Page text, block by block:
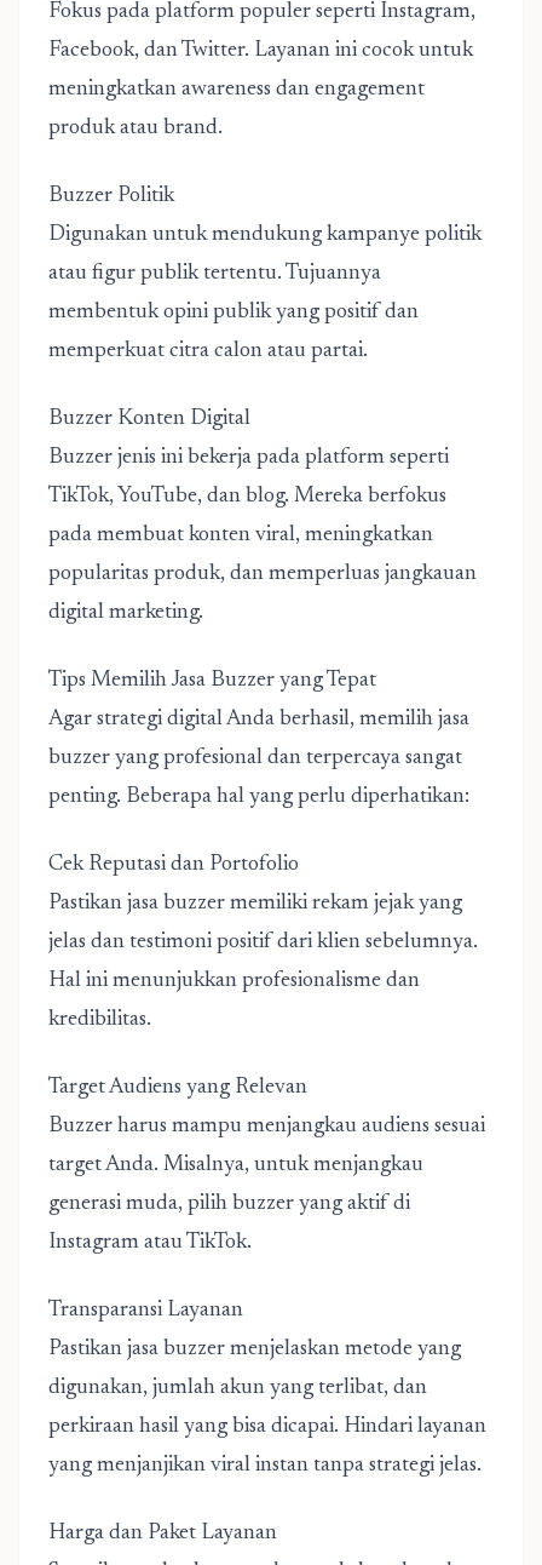
Fokus pada platform populer seperti Instagram,
Facebook, dan Twitter. Layanan ini cocok untuk
meningkatkan awareness dan engagement
produk atau brand.
Buzzer Politik
Digunakan untuk mendukung kampanye politik
atau figur publik tertentu. Tujuannya
membentuk opini publik yang positif dan
memperkuat citra calon atau partai.
Buzzer Konten Digital
Buzzer jenis ini bekerja pada platform seperti
TikTok, YouTube, dan blog. Mereka berfokus
pada membuat konten viral, meningkatkan
popularitas produk, dan memperluas jangkauan
digital marketing.
Tips Memilih Jasa Buzzer yang Tepat
Agar strategi digital Anda berhasil, memilih jasa
buzzer yang profesional dan terpercaya sangat
penting. Beberapa hal yang perlu diperhatikan:
Cek Reputasi dan Portofolio
Pastikan jasa buzzer memiliki rekam jejak yang
jelas dan testimoni positif dari klien sebelumnya.
Hal ini menunjukkan profesionalisme dan
kredibilitas.
Target Audiens yang Relevan
Buzzer harus mampu menjangkau audiens sesuai
target Anda. Misalnya, untuk menjangkau
generasi muda, pilih buzzer yang aktif di
Instagram atau TikTok.
Transparansi Layanan
Pastikan jasa buzzer menjelaskan metode yang
digunakan, jumlah akun yang terlibat, dan
perkiraan hasil yang bisa dicapai. Hindari layanan
yang menjanjikan viral instan tanpa strategi jelas.
Harga dan Paket Layanan